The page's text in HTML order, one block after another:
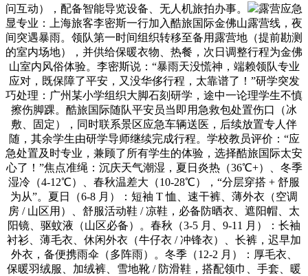
问互动），配备智能导览设备、无人机旅拍办事。
露营应急
显专业：上海旅客李密斯一行加入酷旅国际金佛山露营线，夜
间突遇暴雨。领队第一时间组织转移至备用露营地（提前勘测
的室内场地），并供给保暖衣物、热餐，次日调整行程为金佛
山室内风俗体验。李密斯说：“暴雨天没慌神，端赖领队专业
应对，既保障了平安，又没华侈行程，太靠谱了！”研学突发
巧处理：广州某小学组织大脚石刻研学，途中一论理学生不慎
擦伤脚踝。酷旅国际随队平安员当即用急救包处置伤口（冰
敷、固定），同时联系景区应急车辆送医，后续放置专人伴
随，其余学生由研学导师继续完成行程。学校教员评价：“应
急处置及时专业，兼顾了所有学生的体验，选择酷旅国际太安
心了！”焦点准绳：沉庆天气潮湿，夏日炎热（36℃+）、冬季
湿冷（4-12℃）、春秋温差大（10-28℃），“分层穿搭 + 舒服
为从”。夏日（6-8 月）：短袖 T 恤、速干裤、薄外衣（空调
房 / 山区用）、舒服活动鞋 / 凉鞋，必备防晒衣、遮阳帽、太
阳镜、驱蚊液（山区必备）。春秋（3-5 月、9-11 月）：长袖
衬衫、薄毛衣、休闲外衣（牛仔衣 / 冲锋衣）、长裤，迟早加
外衣，备便携雨伞（多阵雨）。冬季（12-2 月）：厚毛衣、
保暖羽绒服、加绒裤、雪地靴 / 防滑鞋，搭配领巾、手套、暖